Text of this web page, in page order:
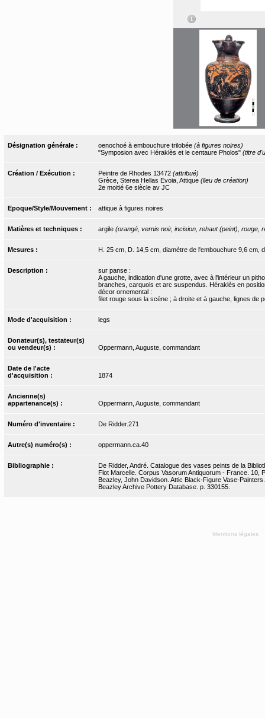
Désignation générale : oenochoé à embouchure trilobée (à figures noires)
"Symposion avec Héraklès et le centaure Pholos" (titre
Création / Exécution : Peintre de Rhodes 13472 (attribué)
Grèce, Sterea Hellas Evoia, Attique (lieu de création)
2e moitié 6e siècle av JC
Epoque/Style/Mouvement : attique à figures noires
Matières et techniques : argile (orangé, vernis noir, incision, rehaut (peint), rouge,
Mesures : H. 25 cm, D. 14,5 cm, diamètre de l'embouchure 9,6 cm,
Description :
sur panse :
A gauche, indication d'une grotte, avec à l'intérieur un
branches, carquois et arc suspendus. Héraklès en
décor ornemental :
filet rouge sous la scène ; à droite et à gauche, lignes de
Mode d'acquisition : legs
Donateur(s), testateur(s)
ou vendeur(s) :
Oppermann, Auguste, commandant
Date de l'acte
d'acquisition :
1874
Ancienne(s)
appartenance(s) :
Oppermann, Auguste, commandant
Numéro d'inventaire : De Ridder.271
Autre(s) numéro(s) : oppermann.ca.40
Bibliographie :
De Ridder, André. Catalogue des vases peints de la
Flot Marcelle. Corpus Vasorum Antiquorum - France. 10,
Beazley, John Davidson. Attic Black-Figure Vase-
Beazley Archive Pottery Database. p. 330155.
Mentions légales